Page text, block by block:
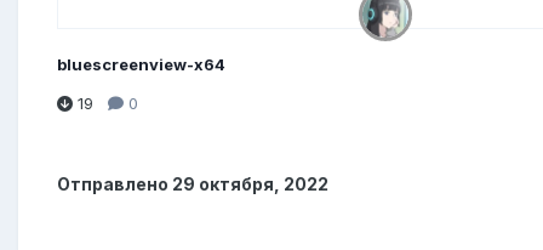
bluescreenview-x64
19
0
Отправлено 29 октября, 2022